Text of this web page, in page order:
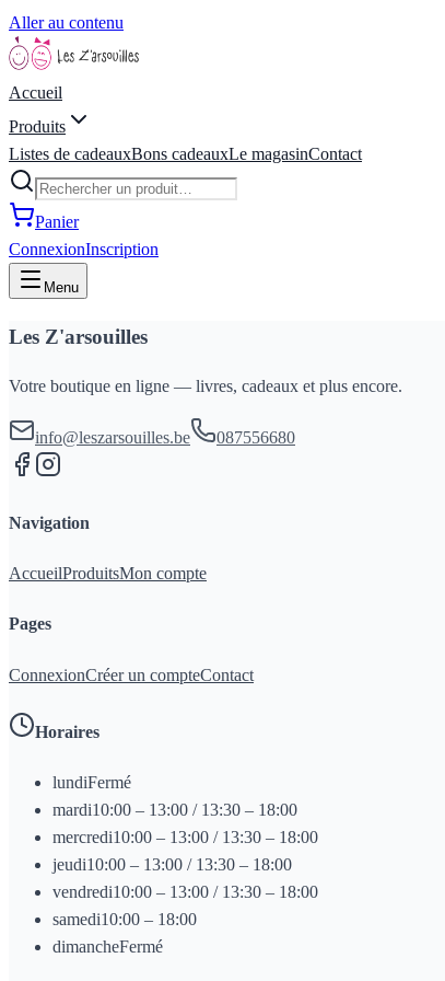
Aller au contenu
Accueil
Produits
Listes de cadeauxBons cadeauxLe magasinContact
Panier
ConnexionInscription
Menu
Les Z'arsouilles
Votre boutique en ligne — livres, cadeaux et plus encore.
info@leszarsouilles.be 087556680
Navigation
AccueilProduitsMon compte
Pages
ConnexionCréer un compteContact
Horaires
lundiFermé
mardi10:00 – 13:00 / 13:30 – 18:00
mercredi10:00 – 13:00 / 13:30 – 18:00
jeudi10:00 – 13:00 / 13:30 – 18:00
vendredi10:00 – 13:00 / 13:30 – 18:00
samedi10:00 – 18:00
dimancheFermé